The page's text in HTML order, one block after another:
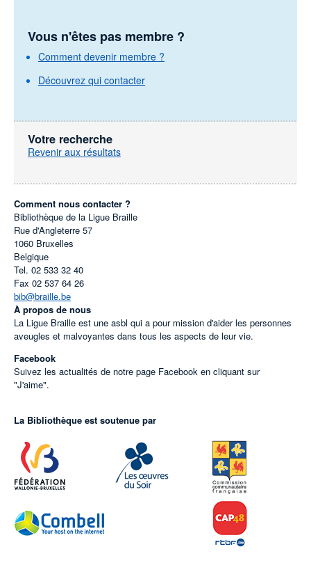
Vous n'êtes pas membre ?
Comment devenir membre ?
Découvrez qui contacter
Votre recherche
Revenir aux résultats
Comment nous contacter ?
Bibliothèque de la Ligue Braille
Rue d'Angleterre 57
1060 Bruxelles
Belgique
Tel. 02 533 32 40
Fax 02 537 64 26
bib@braille.be
À propos de nous
La Ligue Braille est une asbl qui a pour mission d'aider les personnes
aveugles et malvoyantes dans tous les aspects de leur vie.
Facebook
Suivez les actualités de notre page Facebook en cliquant sur
"J'aime".
La Bibliothèque est soutenue par